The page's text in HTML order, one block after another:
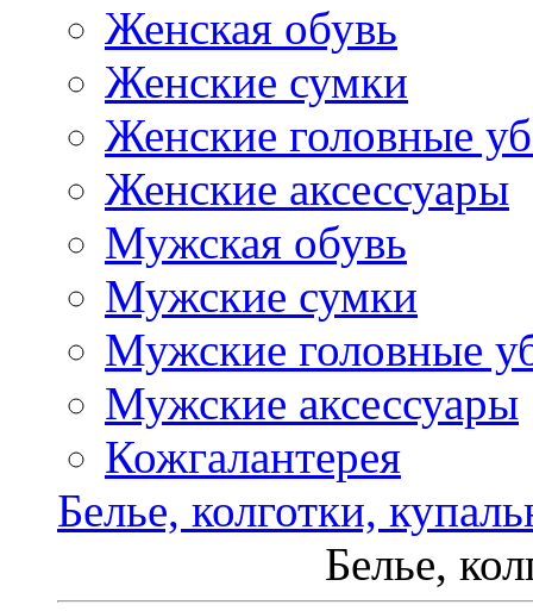
Женская обувь
Женские сумки
Женские головные
Женские аксессуары
Мужская обувь
Мужские сумки
Мужские головные
Мужские аксессуары
Кожгалантерея
Белье, колготки,
Белье,